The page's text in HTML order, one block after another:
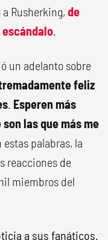
Rusherking, de
escándalo.
un adelanto sobre
feliz
. Esperen más
las que más me
estas palabras, la
reacciones de
miembros del